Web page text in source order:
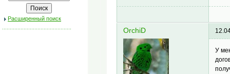
Расширенный поиск
OrchiD
У